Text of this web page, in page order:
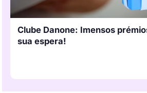
Clube Danone: Imensos
sua espera!